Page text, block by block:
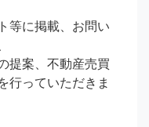
等に掲載、お問い
提案、不動産売買
行っていただきま